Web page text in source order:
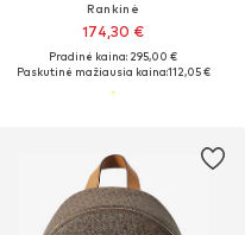
Rankinė
174,30 €
Pradinė kaina: 295,00 €
Paskutinė mažiausia kaina:112,05 €